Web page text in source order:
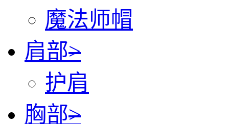
魔法师帽
肩部>
护肩
胸部>